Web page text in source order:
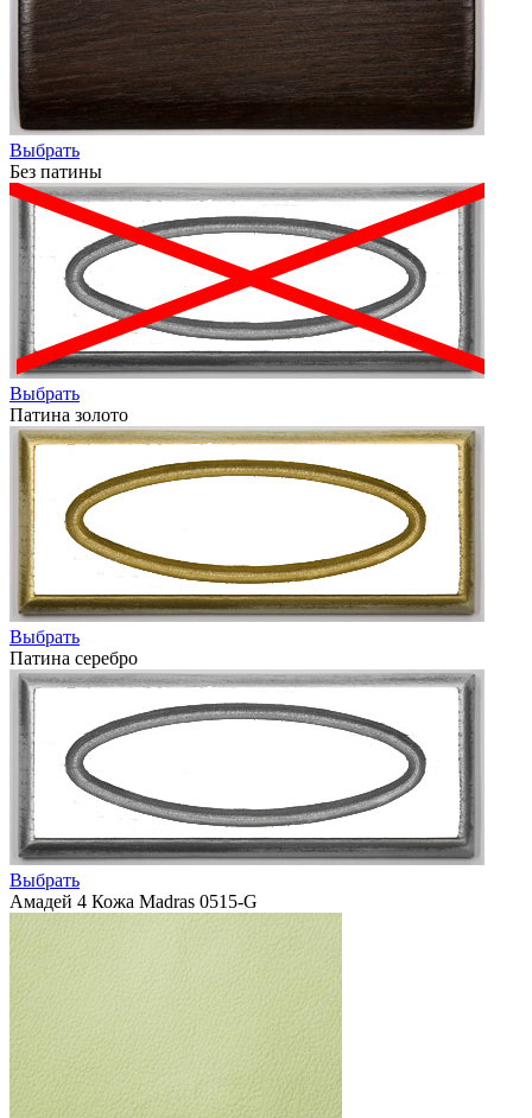
Выбрать
Без патины
Выбрать
Патина золото
Выбрать
Патина серебро
Выбрать
Амадей 4 Кожа Madras 0515-G